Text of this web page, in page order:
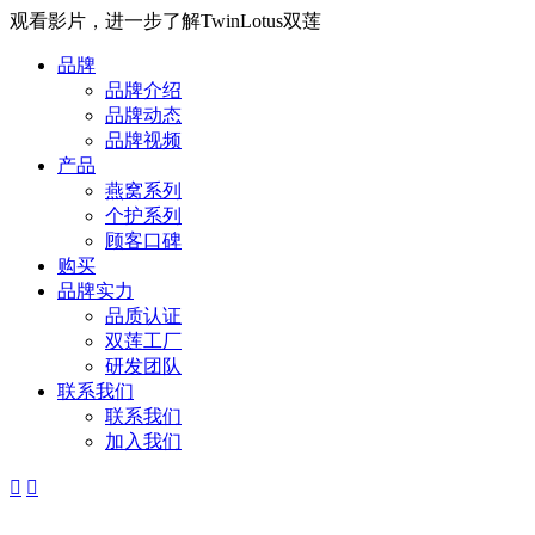
观看影片，进一步了解TwinLotus双莲
品牌
品牌介绍
品牌动态
品牌视频
产品
燕窝系列
个护系列
顾客口碑
购买
品牌实力
品质认证
双莲工厂
研发团队
联系我们
联系我们
加入我们
 